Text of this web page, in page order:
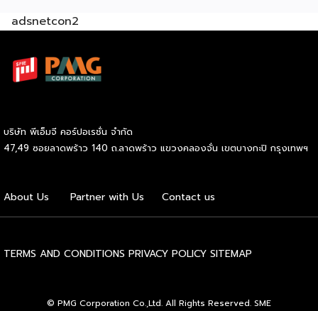
ทางการ เริ่มต้นเพียง 59,000 บาท ก็สามารถเปิดขายได้ทันที
ก่อนตัดสินใจ จุดขายหลักของ SOOD’s คือความอร่อยแบบต้น
ตำรับ มาตรฐานเดียวกับร้านดังจากบรรทัดทอง แต่นำมาปรับให้
กล่องมีรสชาติสม่ำเสมอไม่ว่าจะสั่งจากสาขาไหน เมนูของแบรนด์
เน้นความเรียบง่ายแต่จัดเต็มด้านรสชาติ ได้แก่ หมี่ไก่ฉีก ไซส์ S
ราคา 69 บาท และไซส์ M ราคา 85 บาท หมี่ไก่แซ่บไซส์ M ราคา
นุ่มกำลังดี เนื้อไก่ฉีกแน่น หมูย่างหอมฉ่ำ […]
adsnetcon2
บริษัท พีเอ็มจี คอร์ปอเรชั่น จำกัด
47,49 ซอยลาดพร้าว 140 ถ.ลาดพร้าว แขวงคลองจั่น เขตบางกะปิ กรุงเทพฯ
About Us Partner with Us Contact us
TERMS AND CONDITIONS PRIVACY POLICY SITEMAP
© PMG Corporation Co.,Ltd. All Rights Reserved. SME